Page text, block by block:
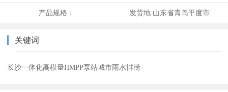
产品规格： 发货地:山东省青岛平度市
关键词
长沙一体化高模量HMPP泵站城市雨水排涝